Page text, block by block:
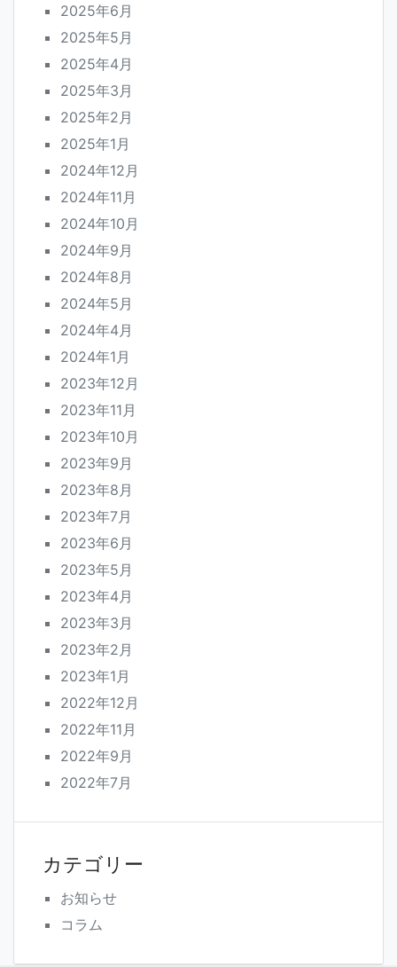
2025年6月
2025年5月
2025年4月
2025年3月
2025年2月
2025年1月
2024年12月
2024年11月
2024年10月
2024年9月
2024年8月
2024年5月
2024年4月
2024年1月
2023年12月
2023年11月
2023年10月
2023年9月
2023年8月
2023年7月
2023年6月
2023年5月
2023年4月
2023年3月
2023年2月
2023年1月
2022年12月
2022年11月
2022年9月
2022年7月
カテゴリー
お知らせ
コラム